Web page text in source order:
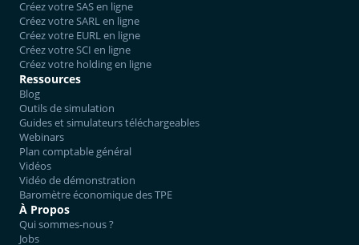
Créez votre SAS en ligne
Créez votre SARL en ligne
Créez votre EURL en ligne
Créez votre SCI en ligne
Créez votre holding en ligne
Ressources
Blog
Outils de simulation
Guides et simulateurs téléchargeables
Webinars
Plan comptable général
Vidéos
Vidéo de démonstration
Baromètre économique des TPE
À Propos
Qui sommes-nous ?
Jobs